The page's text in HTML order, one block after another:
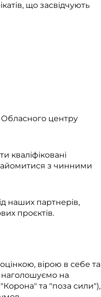
що засвідчують
Обласного центру
кваліфіковані
з чинними
наших партнерів,
проєктів.
вірою в себе та
наголошуємо на
"Корона" та "поза сили"),